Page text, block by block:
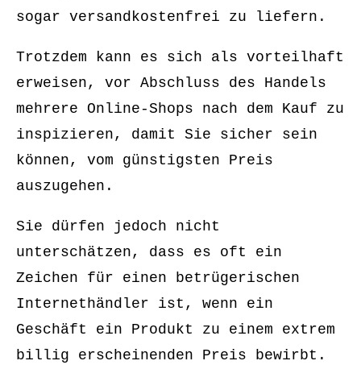
sogar versandkostenfrei zu liefern.
Trotzdem kann es sich als vorteilhaft
erweisen, vor Abschluss des Handels
mehrere Online-Shops nach dem Kauf zu
inspizieren, damit Sie sicher sein
können, vom günstigsten Preis
auszugehen.
Sie dürfen jedoch nicht
unterschätzen, dass es oft ein
Zeichen für einen betrügerischen
Internethändler ist, wenn ein
Geschäft ein Produkt zu einem extrem
billig erscheinenden Preis bewirbt.